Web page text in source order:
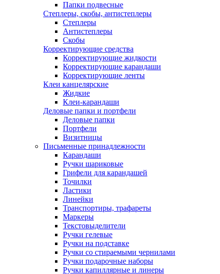
Папки подвесные
Степлеры, скобы, антистеплеры
Степлеры
Антистеплеры
Скобы
Корректирующие средства
Корректирующие жидкости
Корректирующие карандаши
Корректирующие ленты
Клеи канцелярские
Жидкие
Клеи-карандаши
Деловые папки и портфели
Деловые папки
Портфели
Визитницы
Письменные принадлежности
Карандаши
Ручки шариковые
Грифели для карандашей
Точилки
Ластики
Линейки
Транспортиры, трафареты
Маркеры
Текстовыделители
Ручки гелевые
Ручки на подставке
Ручки со стираемыми чернилами
Ручки подарочные наборы
Ручки капиллярные и линеры